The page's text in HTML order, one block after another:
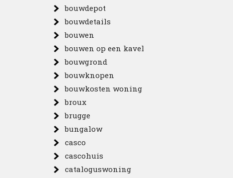
bouwdepot
bouwdetails
bouwen
bouwen op een kavel
bouwgrond
bouwknopen
bouwkosten woning
broux
brugge
bungalow
casco
cascohuis
cataloguswoning